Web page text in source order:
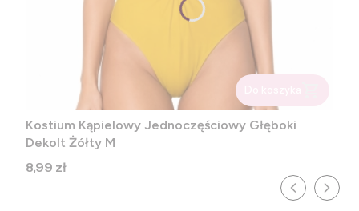
Kostium Kąpielowy Jednoczęściowy Głęboki
Dekolt Żółty M
Cena
8,99 zł